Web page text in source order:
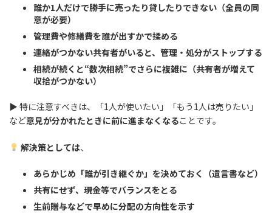
誰か1人だけで勝手に売ったり貸したりできない（全員の同
意が必要）
管理費や修繕費を誰が出すかで揉める
連絡がつかない共有者がいると、管理・処分がストップする
相続が続くと“数次相続”でさらに複雑に（共有者が増えて
収拾がつかない）
▶ 特に注意すべきは、「1人が使いたい」「もう1人は売りたい」
など意見が分かれたときに前に進まなくなることです。
解決策としては、
あらかじめ「誰が引き継ぐか」を決めておく（遺言書など）
共有にせず、現金等でバランスをとる
生前贈与などで早めに分配の方向性を示す